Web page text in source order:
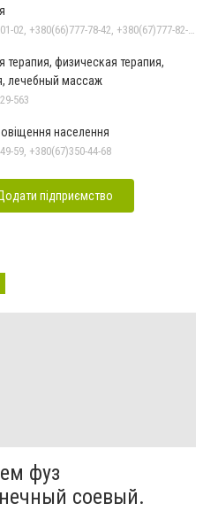
терапия, физическая терапия,
лечебный массаж
563
населення
59, +380(67)350-44-68
підприємство
фуз
соевый.